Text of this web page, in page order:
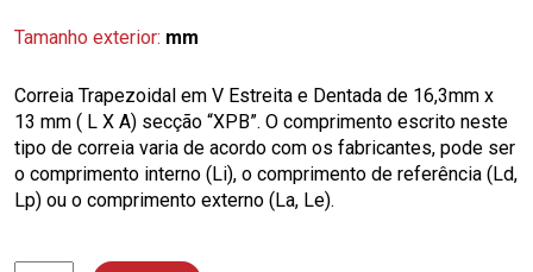
Tamanho exterior: mm
Correia Trapezoidal em V Estreita e Dentada de 16,3mm x
13 mm ( L X A) secção “XPB”. O comprimento escrito neste
tipo de correia varia de acordo com os fabricantes, pode ser
o comprimento interno (Li), o comprimento de referência (Ld,
Lp) ou o comprimento externo (La, Le).